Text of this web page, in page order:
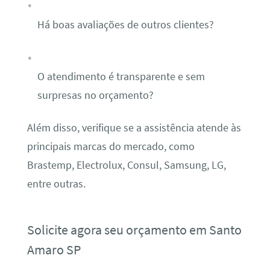
Há boas avaliações de outros clientes?
O atendimento é transparente e sem
surpresas no orçamento?
Além disso, verifique se a assistência atende às
principais marcas do mercado, como
Brastemp, Electrolux, Consul, Samsung, LG,
entre outras.
Solicite agora seu orçamento em Santo
Amaro SP